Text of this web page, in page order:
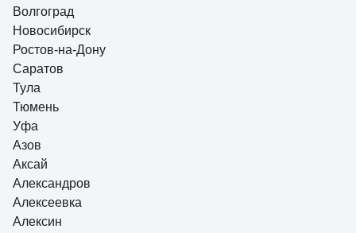
Волгоград
Новосибирск
Ростов-на-Дону
Саратов
Тула
Тюмень
Уфа
Азов
Аксай
Александров
Алексеевка
Алексин